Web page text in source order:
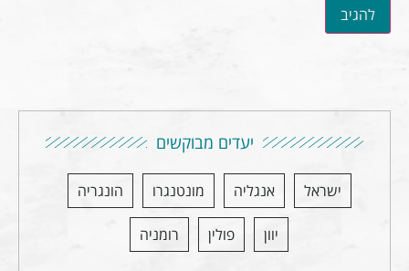
יעדים מבוקשים
ישראל אנגליה מונטנגרו הונגריה
יוון פולין רומניה